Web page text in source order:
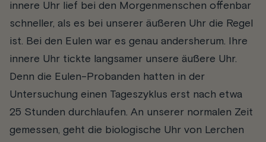
innere Uhr lief bei den Morgenmenschen offenbar
schneller, als es bei unserer äußeren Uhr die Regel
ist. Bei den Eulen war es genau andersherum. Ihre
innere Uhr tickte langsamer unsere äußere Uhr.
Denn die Eulen-Probanden hatten in der
Untersuchung einen Tageszyklus erst nach etwa
25 Stunden durchlaufen. An unserer normalen Zeit
gemessen, geht die biologische Uhr von Lerchen